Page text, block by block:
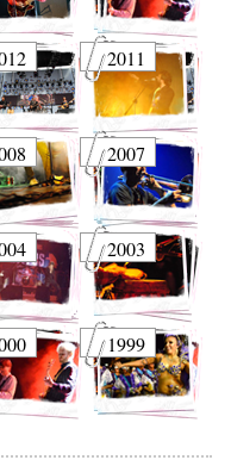
2011
2007
2003
1999